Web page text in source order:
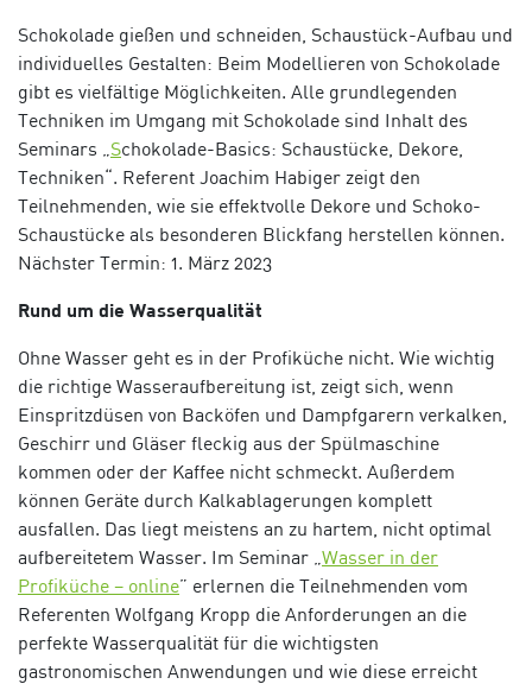
Schokolade gießen und schneiden, Schaustück-Aufbau und
individuelles Gestalten: Beim Modellieren von Schokolade
gibt es vielfältige Möglichkeiten. Alle grundlegenden
Techniken im Umgang mit Schokolade sind Inhalt des
Seminars
Schokolade-Basics: Schaustücke, Dekore,
Techniken“. Referent Joachim Habiger zeigt den
Teilnehmenden, wie sie effektvolle Dekore und Schoko-
Schaustücke als besonderen Blickfang herstellen können.
Nächster Termin: 1. März 2023
Rund um die Wasserqualität
Ohne Wasser geht es in der Profiküche nicht. Wie wichtig
die richtige Wasseraufbereitung ist, zeigt sich, wenn
Einspritzdüsen von Backöfen und Dampfgarern verkalken,
Geschirr und Gläser fleckig aus der Spülmaschine
kommen oder der Kaffee nicht schmeckt. Außerdem
können Geräte durch Kalkablagerungen komplett
ausfallen. Das liegt meistens an zu hartem, nicht optimal
aufbereitetem Wasser. Im Seminar Wasser in der
Profiküche – online” erlernen die Teilnehmenden vom
Referenten Wolfgang Kropp die Anforderungen an die
perfekte Wasserqualität für die wichtigsten
gastronomischen Anwendungen und wie diese erreicht